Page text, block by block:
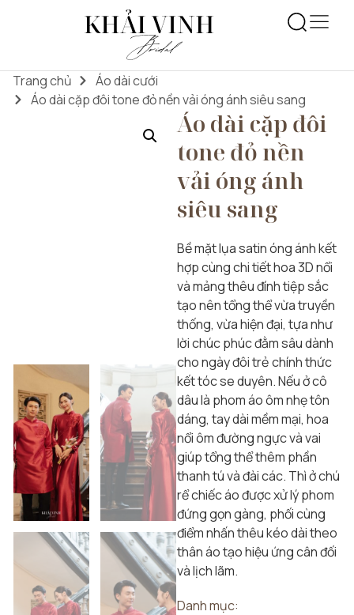
Trang chủ
Áo dài cưới
Áo dài cặp đôi tone đỏ nền vải óng ánh siêu sang
Áo dài cặp đôi
tone đỏ nền
vải óng ánh
siêu sang
Bề mặt lụa satin óng ánh kết
hợp cùng chi tiết hoa 3D nổi
và mảng thêu đính tiệp sắc
tạo nên tổng thể vừa truyền
thống, vừa hiện đại, tựa như
lời chúc phúc đằm sâu dành
cho ngày đôi trẻ chính thức
kết tóc se duyên. Nếu ở cô
dâu là phom áo ôm nhẹ tôn
dáng, tay dài mềm mại, hoa
nổi ôm đường ngực và vai
giúp tổng thể thêm phần
thanh tú và đài các. Thì ở chú
rể chiếc áo được xử lý phom
đứng gọn gàng, phối cùng
điểm nhấn thêu kéo dài theo
thân áo tạo hiệu ứng cân đối
và lịch lãm.
Danh mục: